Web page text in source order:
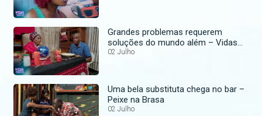
Grandes problemas requerem
soluções do mundo além – Vidas
Paralelas
02 Julho
Uma bela substituta chega no bar –
Peixe na Brasa
02 Julho